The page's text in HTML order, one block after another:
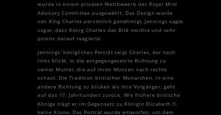
wurde in einem privaten Wettbewerb des Royal Mint
Advisory Committee ausgewählt. Das Design wurde
von King Charles persönlich genehmigt, Jennings sagte
sogar, dass König Charles das Bild mochte und sehr
positiv darauf reagierte.
Jennings‘ königliches Porträt zeigt Charles, der nach
links blickt, in die entgegengesetzte Richtung zu
seiner Mutter, die auf ihren Münzen nach rechts
schaut. Die Tradition britischer Monarchen, in eine
andere Richtung zu blicken als ihre Vorgänger, geht
auf das 17. Jahrhundert zurück. Wie frühere britische
Könige trägt er im Gegensatz zu Königin Elizabeth II.
keine Krone. Das Porträt wurde entworfen, um dem